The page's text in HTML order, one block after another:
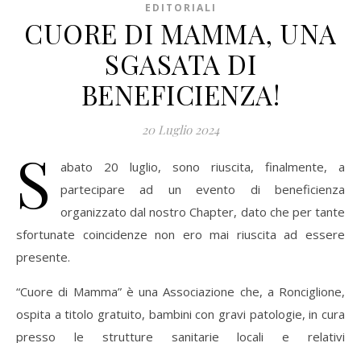
EDITORIALI
CUORE DI MAMMA, UNA
SGASATA DI
BENEFICIENZA!
20 Luglio 2024
S
abato 20 luglio, sono riuscita, finalmente, a
partecipare ad un evento di beneficienza
organizzato dal nostro Chapter, dato che per tante
sfortunate coincidenze non ero mai riuscita ad essere
presente.
“Cuore di Mamma” è una Associazione che, a Ronciglione,
ospita a titolo gratuito, bambini con gravi patologie, in cura
presso le strutture sanitarie locali e relativi